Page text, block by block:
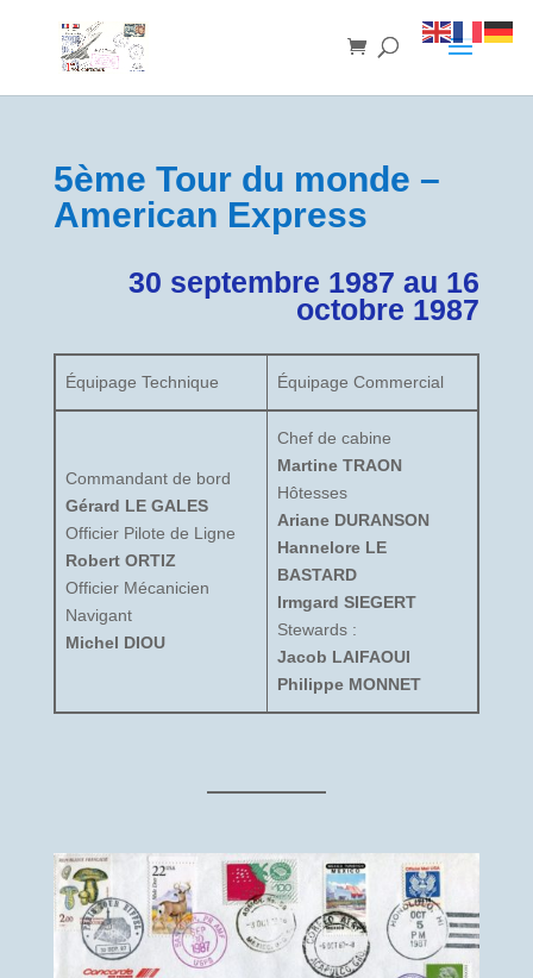
5ème Tour du monde –
American Express
30 septembre 1987 au 16
octobre 1987
Équipage Technique Équipage Commercial
Commandant de bord
Gérard LE GALES
Officier Pilote de Ligne
Robert ORTIZ
Officier Mécanicien
Navigant
Michel DIOU
Chef de cabine
Martine TRAON
Hôtesses
Ariane DURANSON
Hannelore LE
BASTARD
Irmgard SIEGERT
Stewards :
Jacob LAIFAOUI
Philippe MONNET